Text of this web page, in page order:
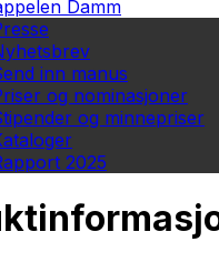
Damm
inn manus
og nominasjoner
og minnepriser
2025